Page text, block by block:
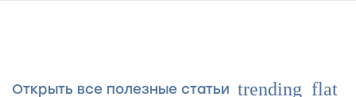
Открыть все полезные статьи trending_flat